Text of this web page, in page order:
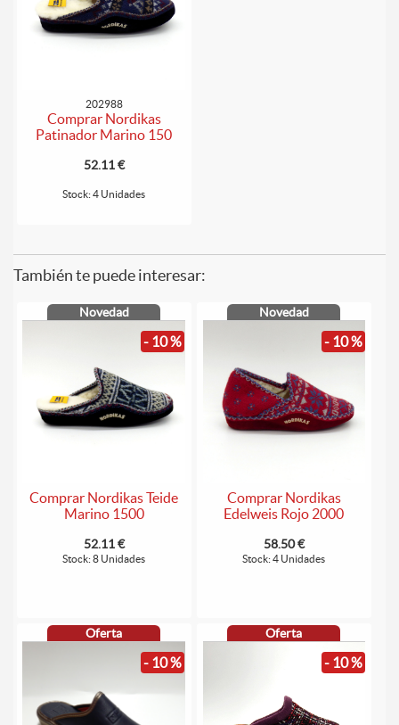
202988
Comprar Nordikas
Patinador Marino 150
52.11 €
Stock: 4 Unidades
También te puede interesar:
Novedad
- 10 %
Comprar Nordikas Teide
Marino 1500
52.11 €
Stock: 8 Unidades
Novedad
- 10 %
Comprar Nordikas
Edelweis Rojo 2000
58.50 €
Stock: 4 Unidades
Oferta
- 10 %
Oferta
- 10 %